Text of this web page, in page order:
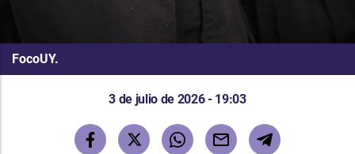
FocoUY.
3 de julio de 2026 - 19:03